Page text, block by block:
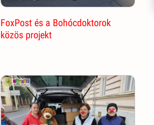
FoxPost és a Bohócdoktorok
közös projekt